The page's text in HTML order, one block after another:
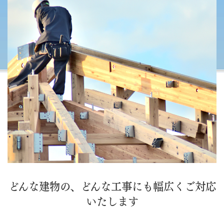
どんな建物の、どんな工事にも幅広くご対応
いたします